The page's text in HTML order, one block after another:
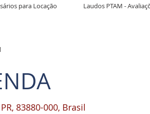
para Locação Laudos PTAM -
83880-000, Brasil